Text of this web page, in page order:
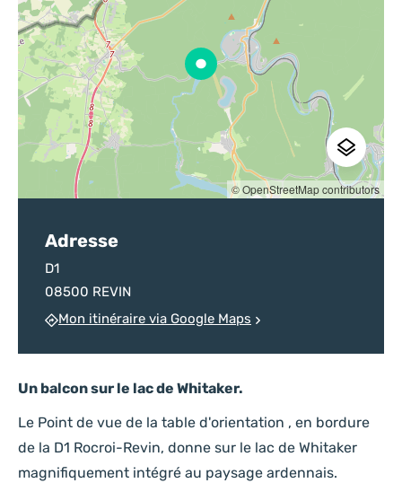
Un balcon sur le lac de Whitaker.
Le Point de vue de la table d'orientation , en bordure
de la D1 Rocroi-Revin, donne sur le lac de Whitaker
magnifiquement intégré au paysage ardennais.
© OpenStreetMap contributors
Adresse
D1
08500 REVIN
Mon itinéraire via Google Maps